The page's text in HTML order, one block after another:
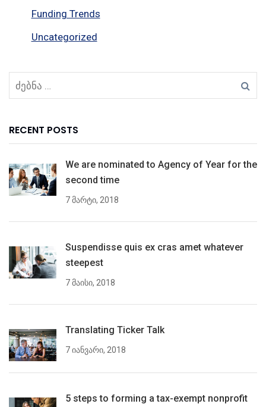
Funding Trends
Uncategorized
RECENT POSTS
We are nominated to Agency of Year for the
second time
7 მარტი, 2018
Suspendisse quis ex cras amet whatever
steepest
7 მაისი, 2018
Translating Ticker Talk
7 იანვარი, 2018
5 steps to forming a tax-exempt nonprofit